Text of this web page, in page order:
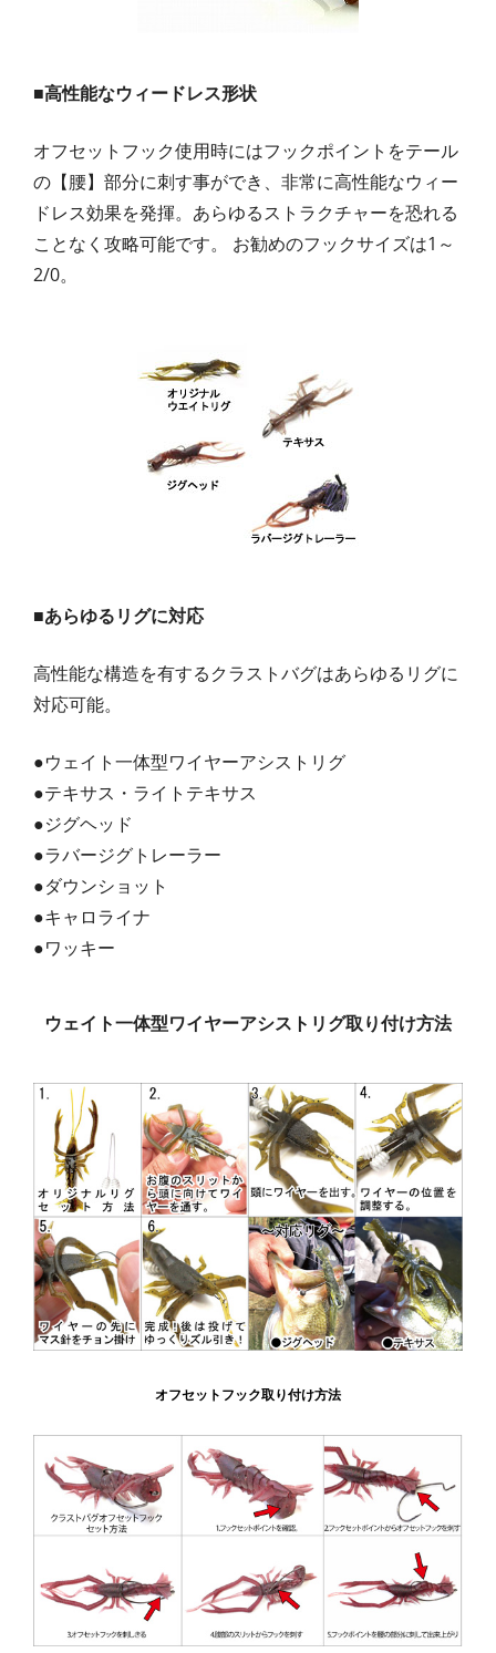
■高性能なウィードレス形状
オフセットフック使用時にはフックポイントをテール
の【腰】部分に刺す事ができ、非常に高性能なウィー
ドレス効果を発揮。あらゆるストラクチャーを恐れる
ことなく攻略可能です。 お勧めのフックサイズは1～
2/0。
■あらゆるリグに対応
高性能な構造を有するクラストバグはあらゆるリグに
対応可能。
●ウェイト一体型ワイヤーアシストリグ
●テキサス・ライトテキサス
●ジグヘッド
●ラバージグトレーラー
●ダウンショット
●キャロライナ
●ワッキー
ウェイト一体型ワイヤーアシストリグ取り付け方法
オフセットフック取り付け方法